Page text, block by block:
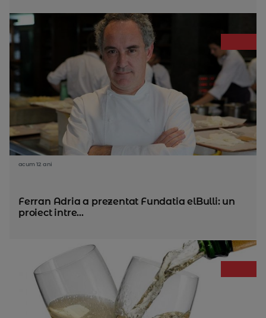
acum 12 ani
Ferran Adria a prezentat Fundatia elBulli: un
proiect intre...